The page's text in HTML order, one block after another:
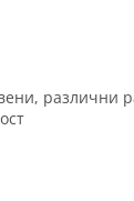
различни